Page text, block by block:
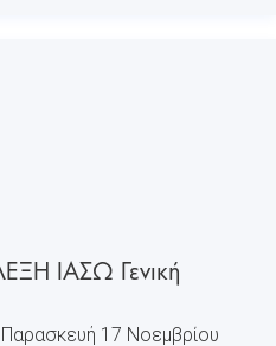
ΙΑΣΩ Γενική
17 Νοεμβρίου